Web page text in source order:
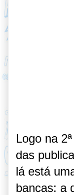
Logo na
das
lá está
bancas: a